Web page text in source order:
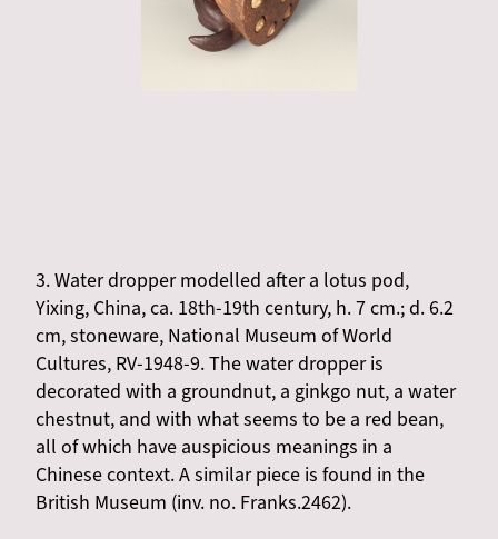
3. Water dropper modelled after a lotus pod,
Yixing, China, ca. 18th-19th century, h. 7 cm.; d. 6.2
cm, stoneware, National Museum of World
Cultures, RV-1948-9. The water dropper is
decorated with a groundnut, a ginkgo nut, a water
chestnut, and with what seems to be a red bean,
all of which have auspicious meanings in a
Chinese context. A similar piece is found in the
British Museum (inv. no. Franks.2462).